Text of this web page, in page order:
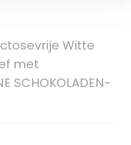
Witte
met
SCHOKOLADEN-